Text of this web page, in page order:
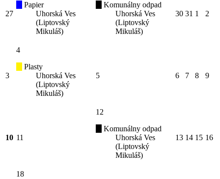
27
Papier
Uhorská Ves
(Liptovský
Mikuláš)
Komunálny odpad
Uhorská Ves
(Liptovský
Mikuláš)
30 31 1 2
3
4
Plasty
Uhorská Ves
(Liptovský
Mikuláš)
5 6 7 8 9
10 11
12
Komunálny odpad
Uhorská Ves
(Liptovský
Mikuláš)
13 14 15 16
18